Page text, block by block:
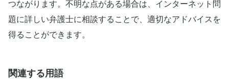
つながります。不明な点がある場合は、インターネット問
題に詳しい弁護士に相談することで、適切なアドバイスを
得ることができます。
関連する用語